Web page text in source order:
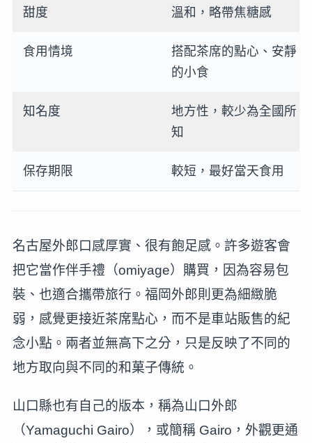
甜度 溫和，略帶焦糖感
食用情境
搭配茶席的點心、安靜
的小食
知名度
地方性，較少為全國所
知
保存期限 較短，最好當天食用
名古屋外郎口感厚實、很有飽足感。許多遊客會
把它當作伴手禮（omiyage）購買，因為容易包
裝、也適合攜帶旅行。福岡外郎則更為細緻脆
弱，感覺更接近茶席點心，而不是車站販售的紀
念小點。兩者並無高下之分，只是反映了不同的
地方取向與不同的和菓子傳統。
山口縣也有自己的版本，稱為山口外郎
（Yamaguchi Gairo），或簡稱 Gairo，外觀更通